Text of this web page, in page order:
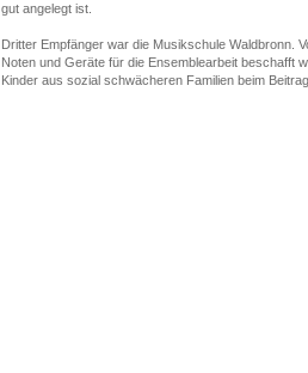
gut angelegt ist.
Dritter Empfänger war die Musikschule Waldbronn.
Noten und Geräte für die Ensemblearbeit beschafft
Kinder aus sozial schwächeren Familien beim